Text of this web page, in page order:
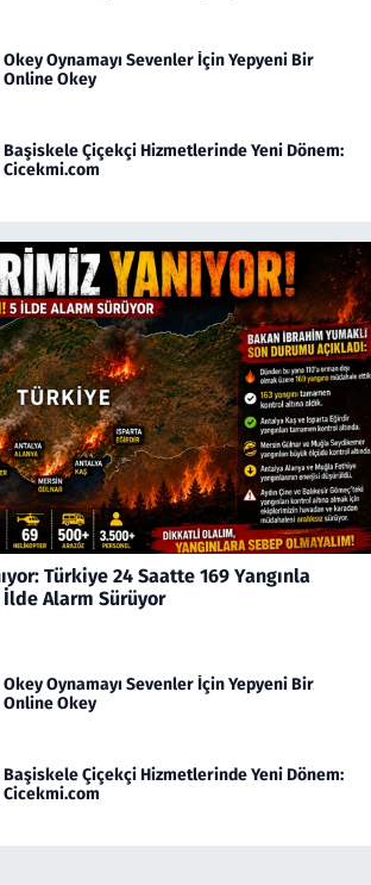
Okey Oynamayı Sevenler İçin Yepyeni Bir
Online Okey
Başiskele Çiçekçi Hizmetlerinde Yeni Dönem:
Cicekmi.com
Türkiye 24 Saatte 169 Yangınla
Alarm Sürüyor
Okey Oynamayı Sevenler İçin Yepyeni Bir
Online Okey
Başiskele Çiçekçi Hizmetlerinde Yeni Dönem:
Cicekmi.com